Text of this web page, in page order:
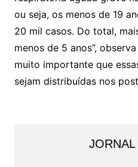
ou seja, os menos de 19
20 mil casos. Do total,
menos de 5 anos”,
muito importante que
sejam distribuídas nos